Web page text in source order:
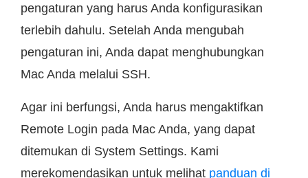
pengaturan yang harus Anda konfigurasikan
terlebih dahulu. Setelah Anda mengubah
pengaturan ini, Anda dapat menghubungkan
Mac Anda melalui SSH.
Agar ini berfungsi, Anda harus mengaktifkan
Remote Login pada Mac Anda, yang dapat
ditemukan di System Settings. Kami
merekomendasikan untuk melihat panduan di